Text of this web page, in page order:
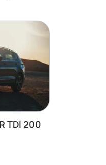
TDI 200